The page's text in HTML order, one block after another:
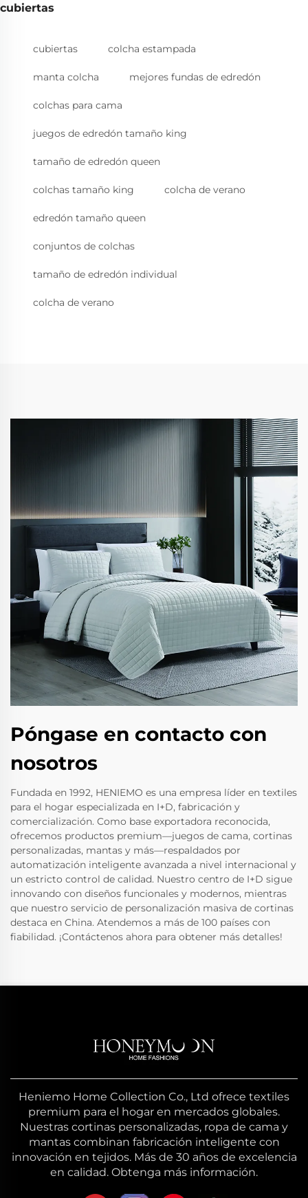
cubiertas
cubiertas colcha estampada
manta colcha mejores fundas de edredón
colchas para cama
juegos de edredón tamaño king
tamaño de edredón queen
colchas tamaño king colcha de verano
edredón tamaño queen
conjuntos de colchas
tamaño de edredón individual
colcha de verano
Póngase en contacto con
nosotros
Fundada en 1992, HENIEMO es una empresa líder en textiles
para el hogar especializada en I+D, fabricación y
comercialización. Como base exportadora reconocida,
ofrecemos productos premium—juegos de cama, cortinas
personalizadas, mantas y más—respaldados por
automatización inteligente avanzada a nivel internacional y
un estricto control de calidad. Nuestro centro de I+D sigue
innovando con diseños funcionales y modernos, mientras
que nuestro servicio de personalización masiva de cortinas
destaca en China. Atendemos a más de 100 países con
fiabilidad. ¡Contáctenos ahora para obtener más detalles!
Heniemo Home Collection Co., Ltd ofrece textiles
premium para el hogar en mercados globales.
Nuestras cortinas personalizadas, ropa de cama y
mantas combinan fabricación inteligente con
innovación en tejidos. Más de 30 años de excelencia
en calidad. Obtenga más información.